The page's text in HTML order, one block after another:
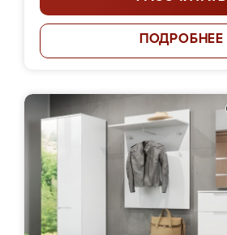
ПОДРОБНЕЕ